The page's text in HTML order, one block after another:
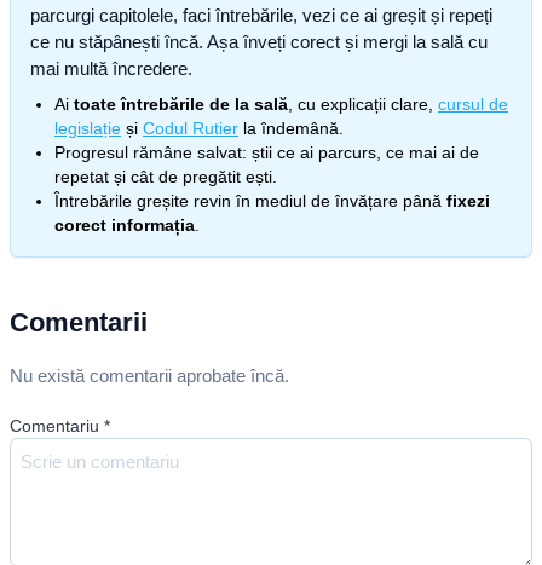
parcurgi capitolele, faci întrebările, vezi ce ai greșit și repeți
ce nu stăpânești încă. Așa înveți corect și mergi la sală cu
mai multă încredere.
Ai toate întrebările de la sală , cu explicații clare, cursul de
legislație și Codul Rutier la îndemână.
Progresul rămâne salvat: știi ce ai parcurs, ce mai ai de
repetat și cât de pregătit ești.
Întrebările greșite revin în mediul de învățare până fixezi
corect informația
Comentarii
Nu există comentarii aprobate încă.
Comentariu *